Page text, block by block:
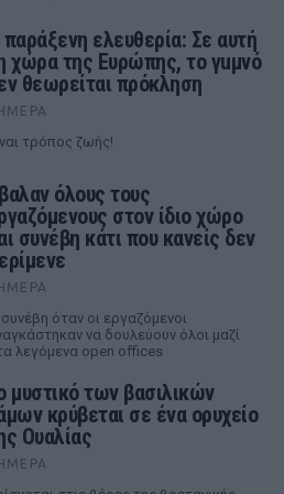
ελευθερία: Σε αυτή
χώρα της Ευρώπης, το γuμνό
θεωρείται πρόκληση
τρόπος ζωής!
όλους τους
στον ίδιο χώρο
συνέβη κάτι που κανείς δεν
συνέβη όταν οι εργαζόμενοι
να δουλεύουν όλοι μαζί
λεγόμενα open offices
μυστικό των βασιλικών
κρύβεται σε ένα ορυχείο
Ουαλίας